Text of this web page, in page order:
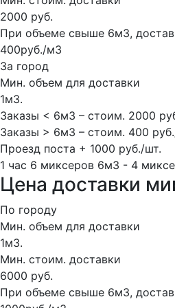
2000 руб.
При объеме свыше 6м3,
400руб./м3
За город
Мин. объем для доставки
1м3.
Заказы < 6м3 – стоим. 2000
Заказы > 6м3 – стоим. 400
Проезд поста + 1000 руб./шт.
1 час 6 миксеров 6м3 - 4
Цена доставки
По городу
Мин. объем для доставки
1м3.
Мин. стоим. доставки
6000 руб.
При объеме свыше 6м3,